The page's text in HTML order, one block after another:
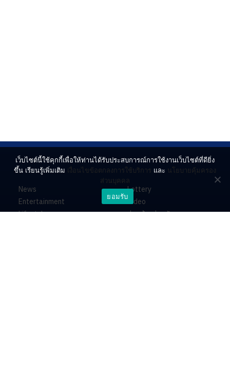
News
Entertainment
Lifestyle
Lottery
Video
ร่วมด้วยช่วยกัน
เว็บไซต์นี้ใช้คุกกี้เพื่อให้ท่านได้รับประสบการณ์การใช้งานเว็บไซต์ที่ดียิ่ง
ขึ้น เรียนรู้เพิ่มเติม เงื่อนไขข้อตกลงการใช้บริการ และ นโยบายคุ้มครอง
ส่วนบุคคล
ยอมรับ